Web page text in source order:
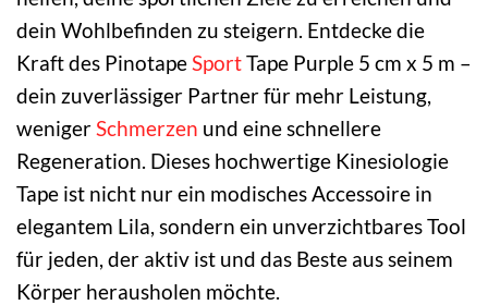
dein Wohlbefinden zu steigern. Entdecke die
Kraft des PinotapeSportTape Purple 5 cm x 5 m –
dein zuverlässiger Partner für mehr Leistung,
wenigerSchmerzen und eine schnellere
Regeneration. Dieses hochwertige Kinesiologie
Tape ist nicht nur ein modisches Accessoire in
elegantem Lila, sondern ein unverzichtbares Tool
für jeden, der aktiv ist und das Beste aus seinem
Körper herausholen möchte.